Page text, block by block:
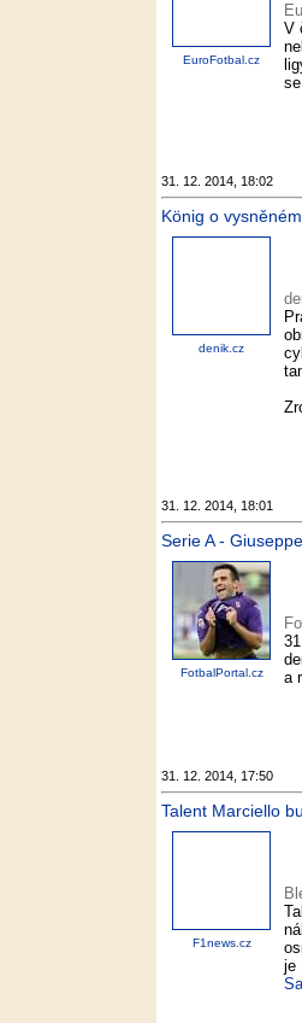
EuroFotbal.cz
V
31. 12. 2014, 18:02
König o
denik.cz
31. 12. 2014, 18:01
Serie A -
FotbalPortal.cz
a
31. 12. 2014, 17:50
Talent Marciello
F1news.cz
je